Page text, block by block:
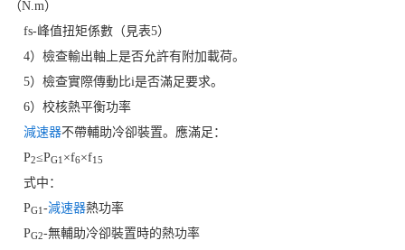
（N.m）
fs-峰值扭矩係數（見表5）
4）檢查輸出軸上是否允許有附加載荷。
5）檢查實際傳動比i是否滿足要求。
6）校核熱平衡功率
減速器不帶輔助冷卻裝置。應滿足：
P2≤PG1 ×f6×f15
式中：
PG1 -減速器熱功率
PG2-無輔助冷卻裝置時的熱功率